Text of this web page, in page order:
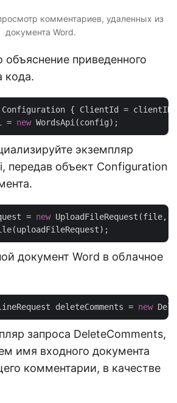
комментариев, удаленных из
документа Word.
приведенного
кода.
{ ClientId =
= new
экземпляр
передав объект Configuration
= new UploadFileRequest(file,
документ Word в облачное
deleteComments = new
запроса DeleteComments,
имя входного документа
комментарии, в качестве